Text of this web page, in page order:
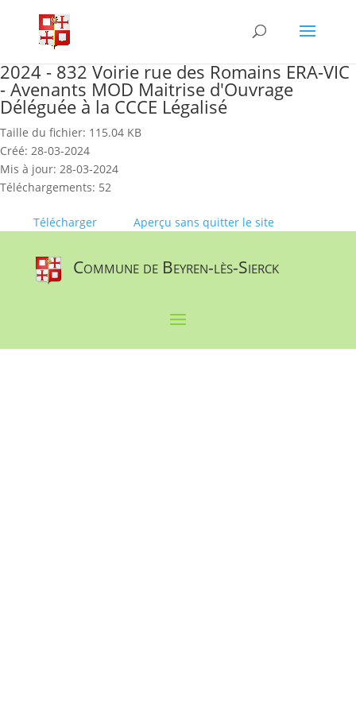
content
2024 - 832 Voirie rue des Romains ERA-VIC
- Avenants MOD Maitrise d'Ouvrage
Déléguée à la CCCE Légalisé
Taille du fichier: 115.04 KB
Créé: 28-03-2024
Mis à jour: 28-03-2024
Téléchargements: 52
Télécharger Aperçu sans quitter le site
Commune de Beyren-lès-Sierck